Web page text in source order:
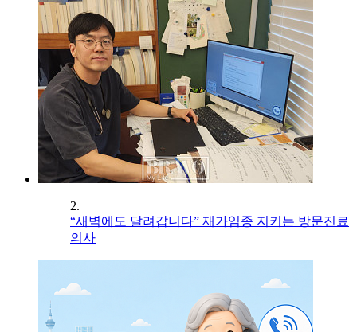
2.
“새벽에도 달려갑니다” 재가임종 지키는 방문진료
의사